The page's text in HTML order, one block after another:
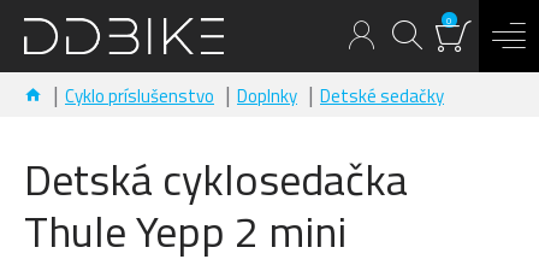
0
Cyklo príslušenstvo Doplnky Detské sedačky
Detská cyklosedačka
Thule Yepp 2 mini